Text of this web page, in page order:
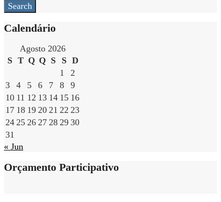
Search
Calendário
Agosto 2026
S T Q Q S S D
1
2
3
4 5 6 7 8
9
10 11 12 13 14 15 16
17 18 19 20 21 22 23
24 25 26 27 28 29 30
31
« Jun
Orçamento Participativo